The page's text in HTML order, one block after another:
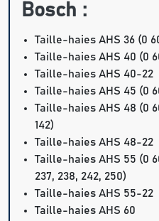
Bosch :
Taille-haies AHS 36 (0
Taille-haies AHS 40 (0
Taille-haies AHS 40-22
Taille-haies AHS 45 (0
Taille-haies AHS 48 (0
142)
Taille-haies AHS 48-22
Taille-haies AHS 55 (0
237, 238, 242, 250)
Taille-haies AHS 55-22
Taille-haies AHS 60